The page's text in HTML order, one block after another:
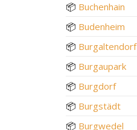
📦 Buchenhain
📦 Budenheim
📦 Burgaltendorf
📦 Burgaupark
📦 Burgdorf
📦 Burgstädt
📦 Burgwedel